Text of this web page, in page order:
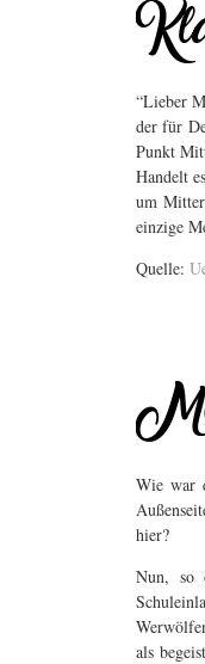
“Lieber
der für
Punkt
Handelt
um
einzige
Quelle:
Wie war
hier?
Nun, so
als